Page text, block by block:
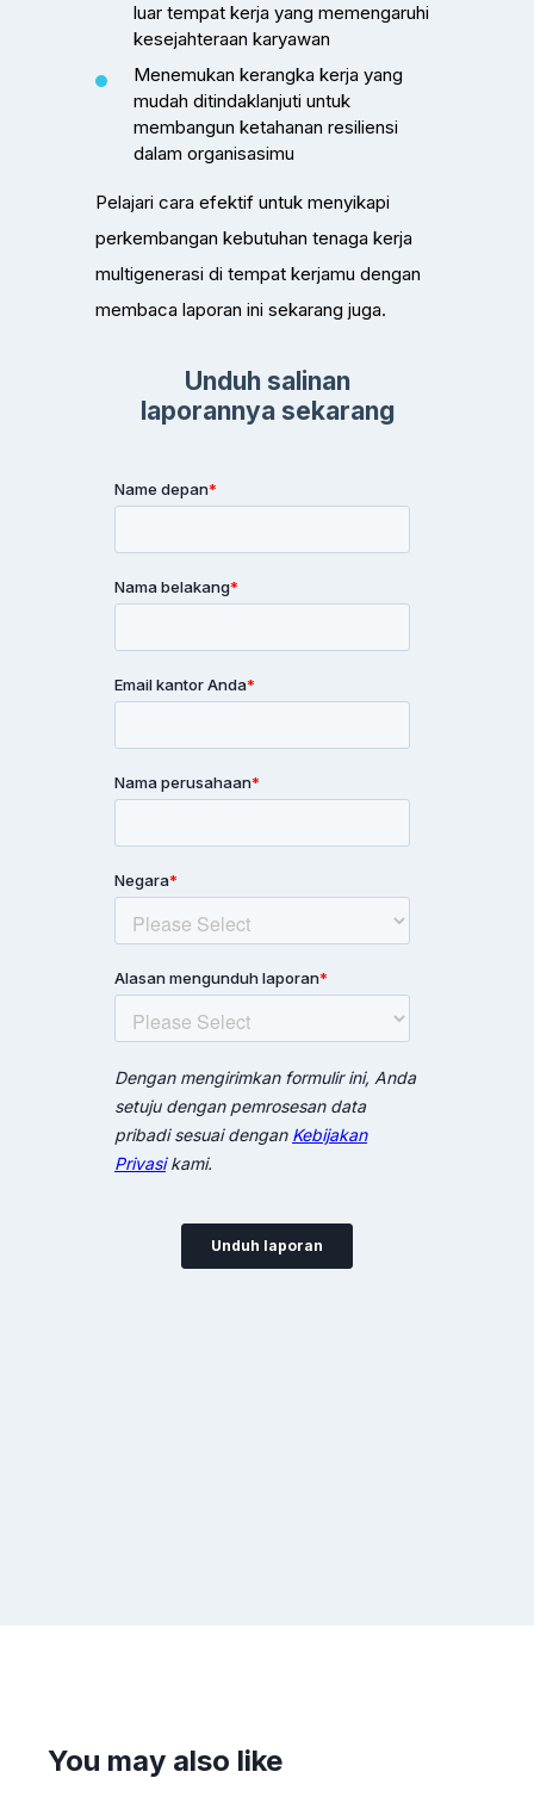
luar tempat kerja yang memengaruhi
kesejahteraan karyawan
Menemukan kerangka kerja yang
mudah ditindaklanjuti untuk
membangun ketahanan resiliensi
dalam organisasimu
Pelajari cara efektif untuk menyikapi
perkembangan kebutuhan tenaga kerja
multigenerasi di tempat kerjamu dengan
membaca laporan ini sekarang juga.
You may also like